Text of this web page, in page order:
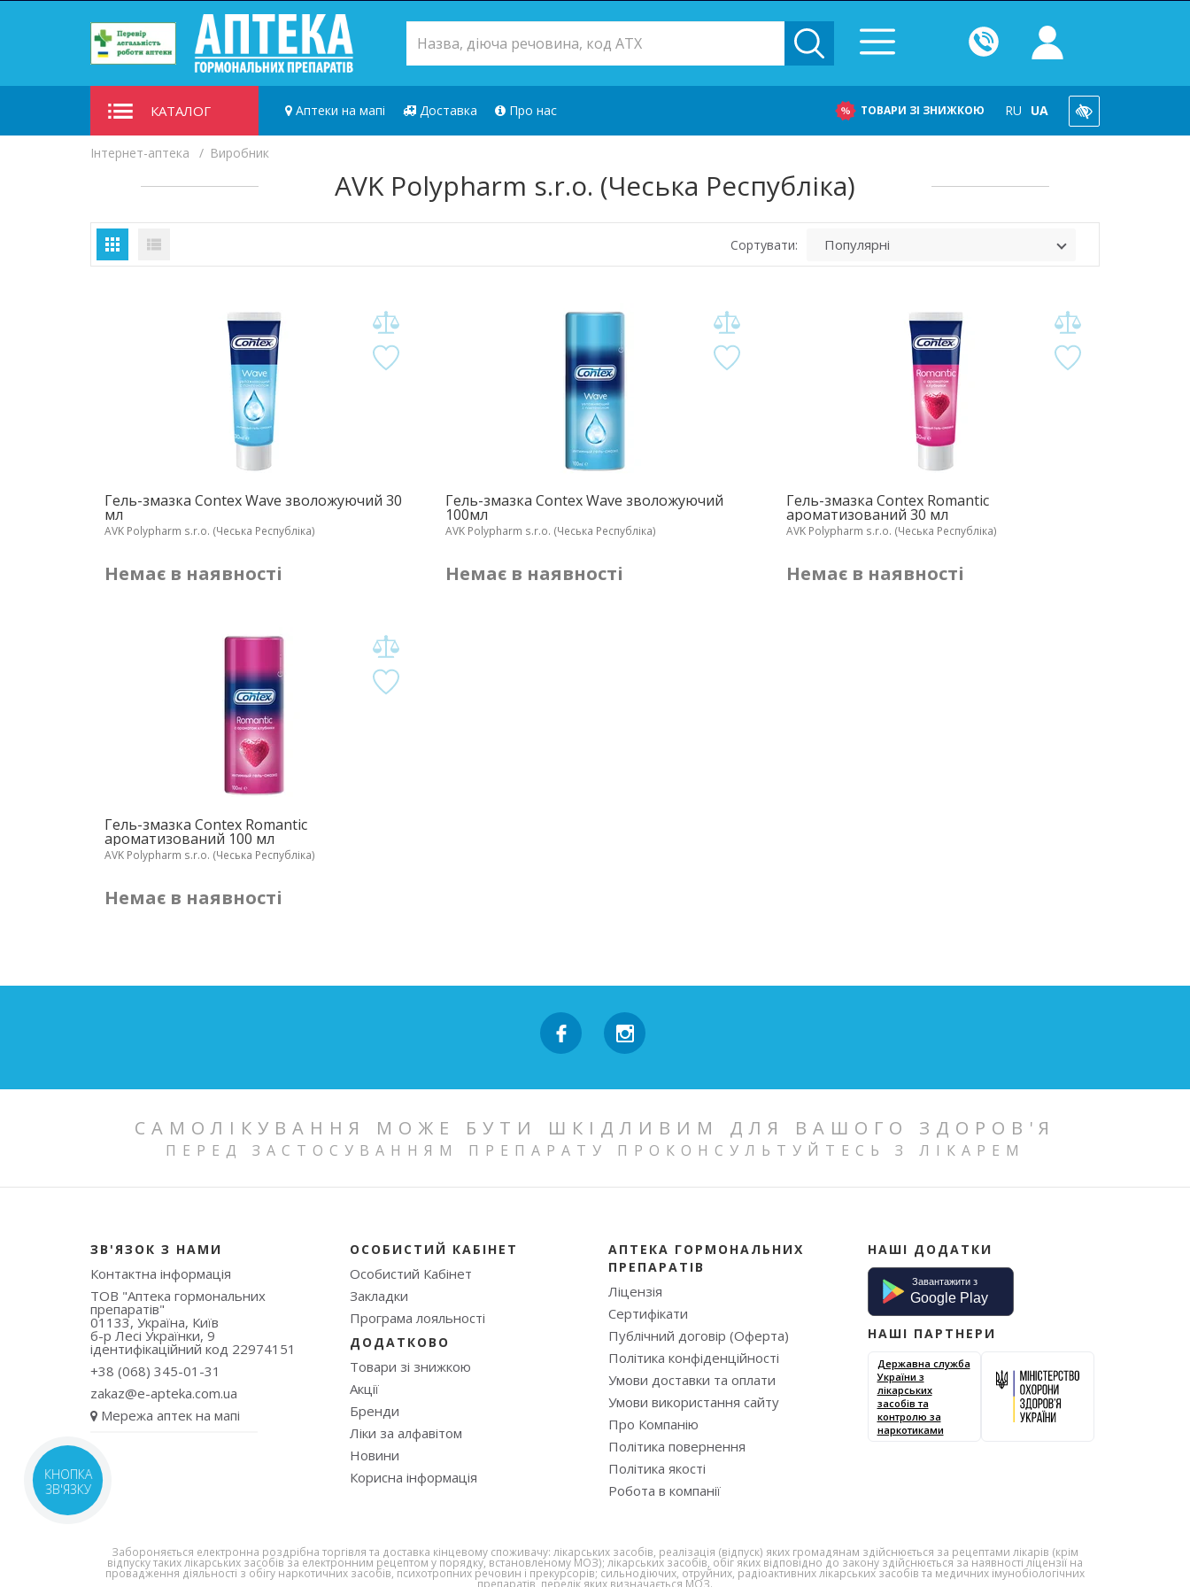
КАТАЛОГ Аптеки на мапі Доставка Про нас ТОВАРИ ЗІ ЗНИЖКОЮ RU UA
Iнтернет-аптека Виробник
AVK Polypharm s.r.o. (Чеська Республіка)
Сортувати:
Гель-змазка Contex Wave зволожуючий 30
мл
AVK Polypharm s.r.o. (Чеська Республіка)
Немає в наявності
Гель-змазка Contex Wave зволожуючий
100мл
AVK Polypharm s.r.o. (Чеська Республіка)
Немає в наявності
Гель-змазка Contex Romantic
ароматизований 30 мл
AVK Polypharm s.r.o. (Чеська Республіка)
Немає в наявності
Гель-змазка Contex Romantic
ароматизований 100 мл
AVK Polypharm s.r.o. (Чеська Республіка)
Немає в наявності
САМОЛІКУВАННЯ МОЖЕ БУТИ ШКІДЛИВИМ ДЛЯ ВАШОГО ЗДОРОВ'Я
ПЕРЕД ЗАСТОСУВАННЯМ ПРЕПАРАТУ ПРОКОНСУЛЬТУЙТЕСЬ З ЛІКАРЕМ
ЗВ'ЯЗОК З НАМИ
Контактна інформація
ТОВ "Аптека гормональних
препаратів"
01133, Україна, Київ
б-р Лесі Українки, 9
ідентифікаційний код 22974151
+38 (068) 345-01-31
zakaz@e-apteka.com.ua
Мережа аптек на мапі
ОСОБИСТИЙ КАБІНЕТ
Особистий Кабінет
Закладки
Програма лояльності
ДОДАТКОВО
Товари зі знижкою
Акції
Бренди
Ліки за алфавітом
Новини
Корисна інформація
АПТЕКА ГОРМОНАЛЬНИХ
ПРЕПАРАТІВ
Ліцензія
Сертифікати
Публічний договір (Оферта)
Полiтика конфiденцiйностi
Умови доставки та оплати
Умови використання сайту
Про Компанію
Політика повернення
Політика якості
Робота в компанії
НАШІ ДОДАТКИ
НАШІ ПАРТНЕРИ
Державна служба
України з
лікарських
засобів та
контролю за
наркотиками
Забороняється електронна роздрібна торгівля та доставка кінцевому споживачу: лікарських засобів, реалізація (відпуск) яких громадянам здійснюється за рецептами лікарів (крім
відпуску таких лікарських засобів за електронним рецептом у порядку, встановленому МОЗ); лікарських засобів, обіг яких відповідно до закону здійснюється за наявності ліцензії на
провадження діяльності з обігу наркотичних засобів, психотропних речовин і прекурсорів; сильнодіючих, отруйних, радіоактивних лікарських засобів та медичних імунобіологічних
препаратів, перелік яких визначається МОЗ.
КНОПКА
ЗВ'ЯЗКУ